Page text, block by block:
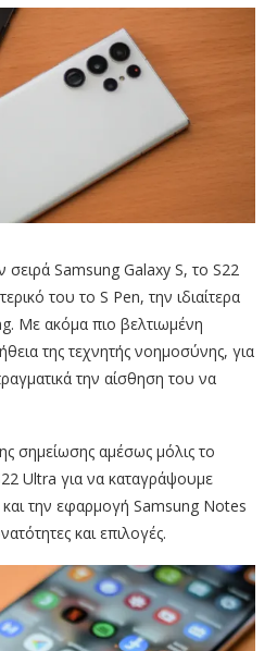
Samsung Galaxy S, το S22
του το S Pen, την ιδιαίτερα
Με ακόμα πιο βελτιωμένη
της τεχνητής νοημοσύνης, για
την αίσθηση του να
σημείωσης αμέσως μόλις το
Ultra για να καταγράψουμε
την εφαρμογή Samsung Notes
και επιλογές.